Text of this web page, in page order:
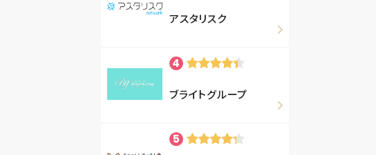
アスタリスク
ブライトグループ